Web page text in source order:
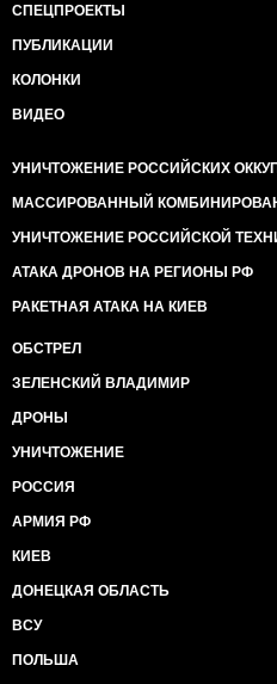
СПЕЦПРОЕКТЫ
ПУБЛИКАЦИИ
КОЛОНКИ
ВИДЕО
УНИЧТОЖЕНИЕ РОССИЙСКИХ
МАССИРОВАННЫЙ
УНИЧТОЖЕНИЕ РОССИЙСКОЙ
АТАКА ДРОНОВ НА РЕГИОНЫ РФ
РАКЕТНАЯ АТАКА НА КИЕВ
ОБСТРЕЛ
ЗЕЛЕНСКИЙ ВЛАДИМИР
ДРОНЫ
УНИЧТОЖЕНИЕ
РОССИЯ
АРМИЯ РФ
КИЕВ
ДОНЕЦКАЯ ОБЛАСТЬ
ВСУ
ПОЛЬША